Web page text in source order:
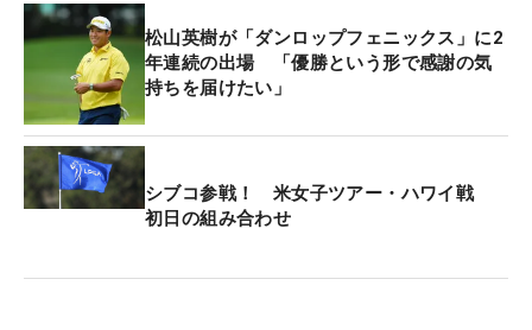
ンタイア（スコットランド）と予選ラウンドをプレ
ーする。
松山英樹が「ダンロップフェニックス」に2
年連続の出場 「優勝という形で感謝の気
持ちを届けたい」
シブコ参戦！ 米女子ツアー・ハワイ戦
初日の組み合わせ